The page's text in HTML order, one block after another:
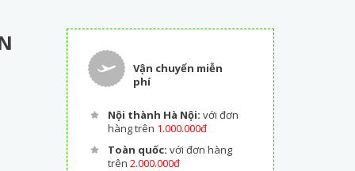
Vận chuyển miễn
phí
Nội thành Hà Nội: với đơn
hàng trên 1.000.000đ
Toàn quốc: với đơn hàng
trên 2.000.000đ